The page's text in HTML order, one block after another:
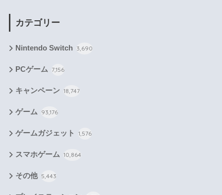
カテゴリー
Nintendo Switch 3,690
PCゲーム 7,156
キャンペーン 18,747
ゲーム 93,176
ゲームガジェット 1,576
スマホゲーム 10,864
その他 5,443